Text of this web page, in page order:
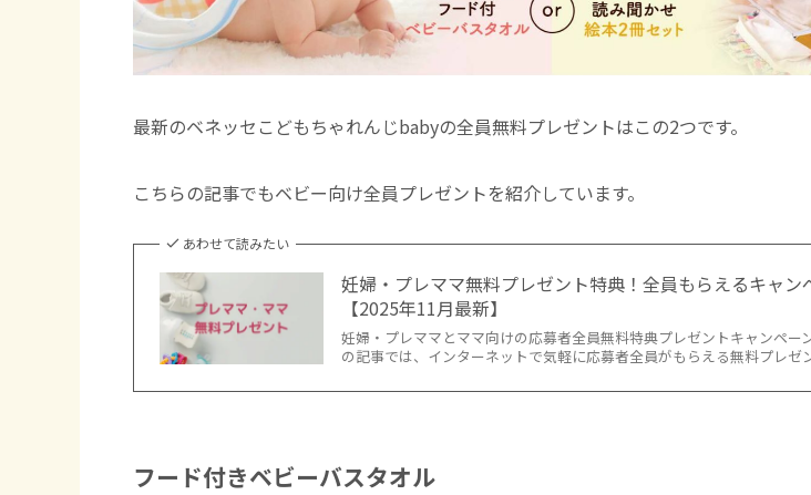
最新のベネッセこどもちゃれんじbabyの全員無料プレゼントはこの2つです。
こちらの記事でもベビー向け全員プレゼントを紹介しています。
あわせて読みたい
妊婦・プレママ無料プレゼント特典！全員もらえるキャン
【2025年11月最新】
妊婦・プレママとママ向けの応募者全員無料特典プレゼントキャンペー
の記事では、インターネットで気軽に応募者全員がもらえる無料プレ
フード付きベビーバスタオル